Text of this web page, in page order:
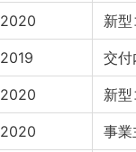
2020 新
2019 交付
2020 新
2020 事業